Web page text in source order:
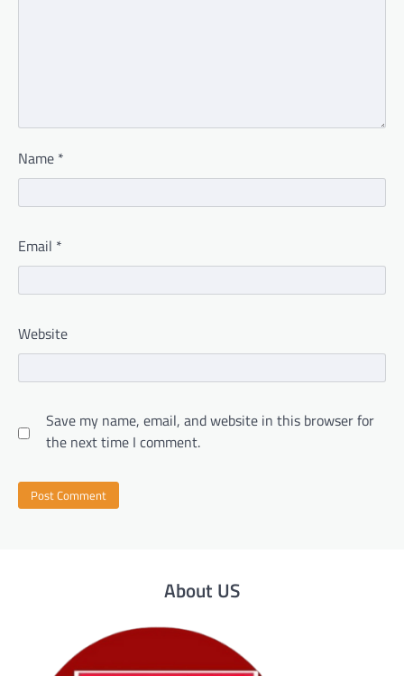
Name *
Email *
Website
Save my name, email, and website in this browser for
the next time I comment.
About US